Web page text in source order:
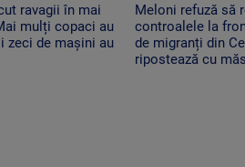
ravagii în mai
mulți copaci au
zeci de mașini au
Meloni refuză să
controalele la
de migranți din
ripostează cu